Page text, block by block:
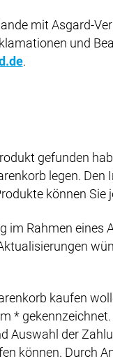
mit Asgard-
und
.
gefunden
legen.
können
im Rahmen
kaufen
*
Auswahl der
können. Durch